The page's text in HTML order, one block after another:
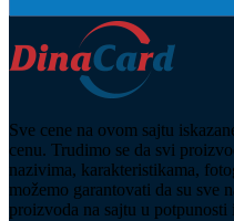
Sve cene na ovom sajtu
cenu. Trudimo se da svi
nazivima, karakteristikama,
možemo garantovati da su sve
proizvoda na sajtu u potpunosti